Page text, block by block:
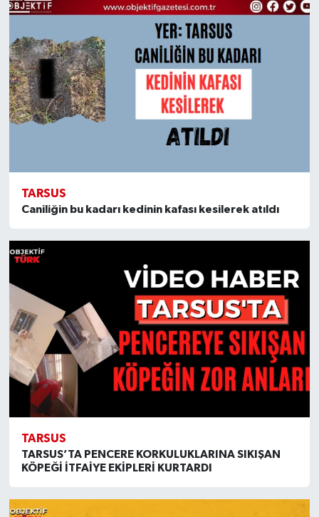
TARSUS
Caniliğin bu kadarı kedinin kafası kesilerek atıldı
TARSUS
TARSUS’TA PENCERE KORKULUKLARINA SIKIŞAN
KÖPEĞİ İTFAİYE EKİPLERİ KURTARDI